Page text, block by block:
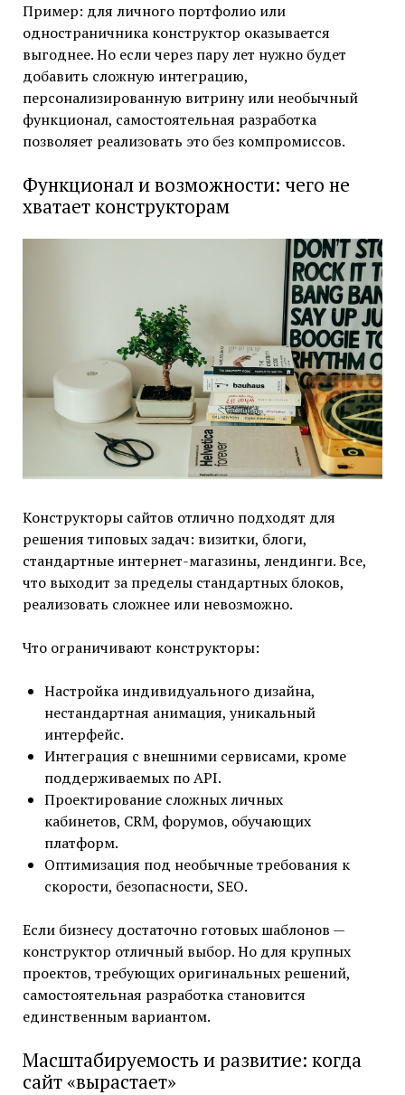
Пример: для личного портфолио или
одностраничника конструктор оказывается
выгоднее. Но если через пару лет нужно будет
добавить сложную интеграцию,
персонализированную витрину или необычный
функционал, самостоятельная разработка
позволяет реализовать это без компромиссов.
Функционал и возможности: чего не
хватает конструкторам
Конструкторы сайтов отлично подходят для
решения типовых задач: визитки, блоги,
стандартные интернет-магазины, лендинги. Все,
что выходит за пределы стандартных блоков,
реализовать сложнее или невозможно.
Что ограничивают конструкторы:
Настройка индивидуального дизайна,
нестандартная анимация, уникальный
интерфейс.
Интеграция с внешними сервисами, кроме
поддерживаемых по API.
Проектирование сложных личных
кабинетов, CRM, форумов, обучающих
платформ.
Оптимизация под необычные требования к
скорости, безопасности, SEO.
Если бизнесу достаточно готовых шаблонов —
конструктор отличный выбор. Но для крупных
проектов, требующих оригинальных решений,
самостоятельная разработка становится
единственным вариантом.
Масштабируемость и развитие: когда
сайт «вырастает»